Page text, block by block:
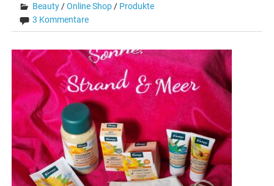
Beauty /Online Shop / Produkte
3 Kommentare